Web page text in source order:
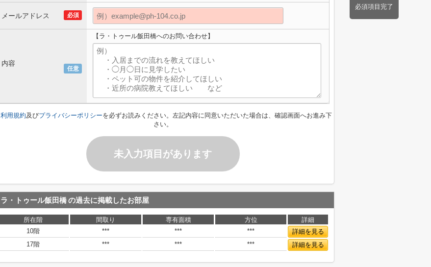
必須項目完了
必須
メールアドレス
任意
内容
【ラ・トゥール飯田橋へのお問い合わせ】
利用規約及びプライバシーポリシーを必ずお読みください。左記内容に同意いただいた場合は、確認画面へお進み下
さい。
未入力項目があります
ラ・トゥール飯田橋の過去に掲載したお部屋
所在階 間取り 専有面積 方位
詳細
10階
*** *** ***
詳細を見る
17階
*** *** *** 詳細を見る